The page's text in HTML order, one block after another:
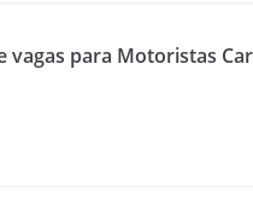
vagas para Motoristas